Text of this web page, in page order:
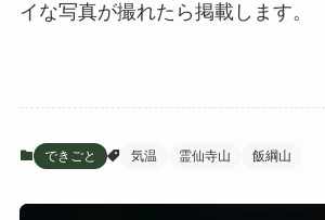
イな写真が撮れたら掲載します。
できごと 気温 霊仙寺山 飯綱山